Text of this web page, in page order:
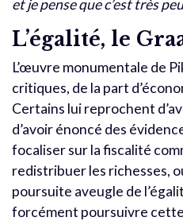
et je pense que c’est très
L’égalité, le
L’œuvre monumentale de
critiques, de la part
Certains lui reprochent
d’avoir énoncé des
focaliser sur la fiscalité
redistribuer les richesses,
poursuite aveugle de
forcément poursuivre